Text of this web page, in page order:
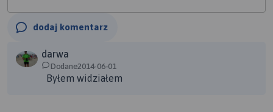
dodaj komentarz
darwa
Dodane2014-06-01
Byłem widziałem